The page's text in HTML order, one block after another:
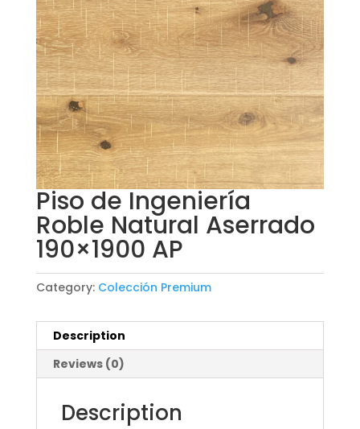
Piso de Ingeniería
Roble Natural Aserrado
190×1900 AP
Category: Colección Premium
Description
Reviews (0)
Description